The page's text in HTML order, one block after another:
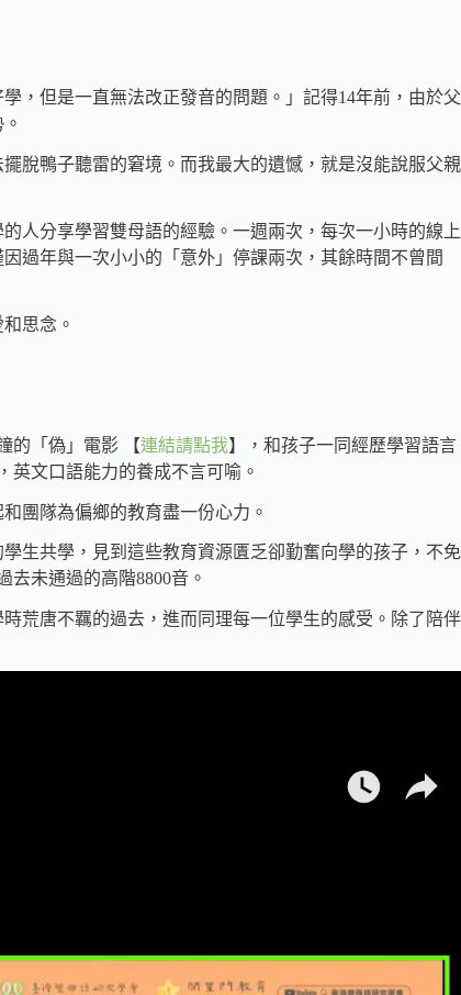
，但是一直無法改正發音的問題。」記得14年前，由於父
脫鴨子聽雷的窘境。而我最大的遺憾，就是沒能說服父親
人分享學習雙母語的經驗。一週兩次，每次一小時的線上
過年與一次小小的「意外」停課兩次，其餘時間不曾間
思念。
的「偽」電影 【連結請點我】，和孩子一同經歷學習語言
英文口語能力的養成不言可喻。
團隊為偏鄉的教育盡一份心力。
生共學，見到這些教育資源匱乏卻勤奮向學的孩子，不免
未通過的高階8800音。
荒唐不羈的過去，進而同理每一位學生的感受。除了陪伴